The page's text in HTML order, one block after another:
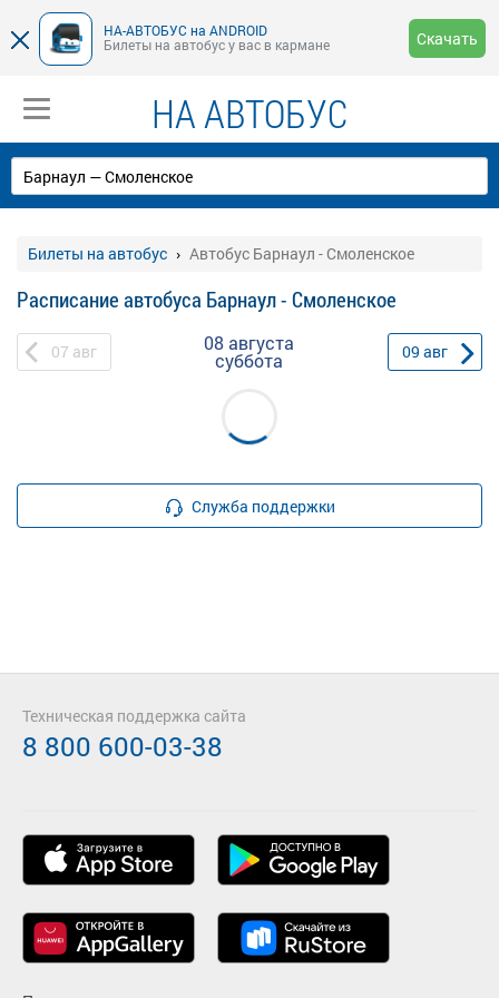
НА-АВТОБУС на ANDROID
Билеты на автобус у вас в кармане
Скачать
НА АВТОБУС
Билеты на автобус Автобус Барнаул - Смоленское
Расписание автобуса Барнаул - Смоленское
07 авг 08 августа
суббота 09 авг
Служба поддержки
Техническая поддержка сайта
8 800 600-03-38